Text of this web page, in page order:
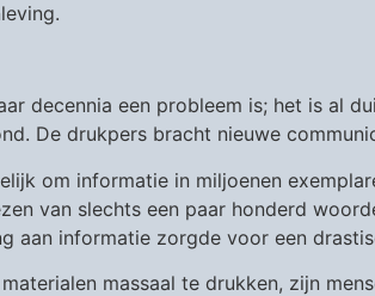
decennia een probleem is; het is al
De drukpers bracht nieuwe
om informatie in miljoenen
van slechts een paar honderd
aan informatie zorgde voor een
massaal te drukken, zijn